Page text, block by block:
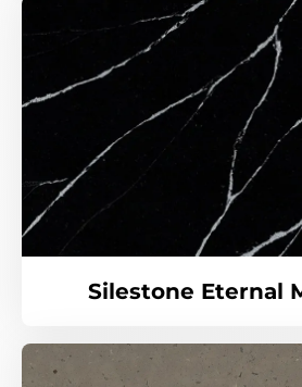
Silestone Eternal